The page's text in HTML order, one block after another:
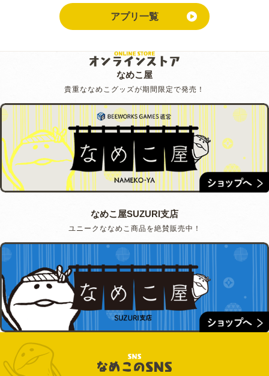
アプリ一覧
なめこ屋
貴重ななめこグッズが期間限定で発売！
なめこ屋SUZURI支店
ユニークななめこ商品を絶賛販売中！